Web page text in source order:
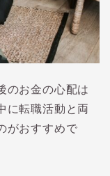
のお金の心配は
に転職活動と両
がおすすめで